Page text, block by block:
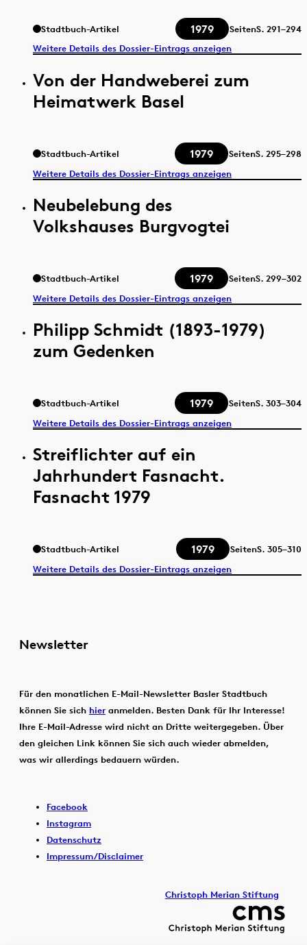
Stadtbuch-Artikel 1979 SeitenS. 291–294
Weitere Details des Dossier-Eintrags anzeigen
Von der Handweberei zum
Heimatwerk Basel
Stadtbuch-Artikel 1979 SeitenS. 295–298
Weitere Details des Dossier-Eintrags anzeigen
Neubelebung des
Volkshauses Burgvogtei
Stadtbuch-Artikel 1979 SeitenS. 299–302
Weitere Details des Dossier-Eintrags anzeigen
Philipp Schmidt (1893-1979)
zum Gedenken
Stadtbuch-Artikel 1979 SeitenS. 303–304
Weitere Details des Dossier-Eintrags anzeigen
Streiflichter auf ein
Jahrhundert Fasnacht.
Fasnacht 1979
Stadtbuch-Artikel 1979 SeitenS. 305–310
Weitere Details des Dossier-Eintrags anzeigen
Newsletter
Für den monatlichen E-Mail-Newsletter Basler Stadtbuch
können Sie sich hier anmelden. Besten Dank für Ihr Interesse!
Ihre E-Mail-Adresse wird nicht an Dritte weitergegeben. Über
den gleichen Link können Sie sich auch wieder abmelden,
was wir allerdings bedauern würden.
Facebook
Instagram
Datenschutz
Impressum/Disclaimer
Christoph Merian Stiftung